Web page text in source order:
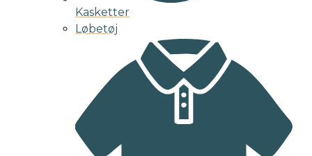
Kasketter
Løbetøj